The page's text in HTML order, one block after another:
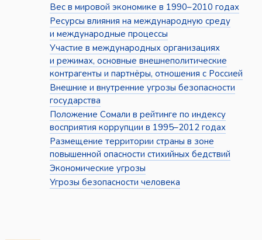
Вес в мировой экономике в 1990–2010 годах
Ресурсы влияния на международную среду
и международные процессы
Участие в международных организациях
и режимах, основные внешнеполитические
контрагенты и партнёры, отношения с Россией
Внешние и внутренние угрозы безопасности
государства
Положение Сомали в рейтинге по индексу
восприятия коррупции в 1995–2012 годах
Размещение территории страны в зоне
повышенной опасности стихийных бедствий
Экономические угрозы
Угрозы безопасности человека